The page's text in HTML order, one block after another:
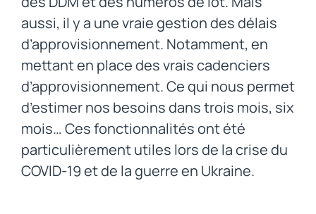
aussi, il y a une vraie gestion des délais
d’approvisionnement. Notamment, en
mettant en place des vrais cadenciers
d’approvisionnement. Ce qui nous permet
d’estimer nos besoins dans trois mois, six
mois… Ces fonctionnalités ont été
particulièrement utiles lors de la crise du
COVID-19 et de la guerre en Ukraine.